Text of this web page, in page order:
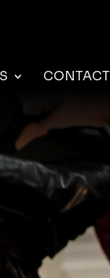
CONTACT